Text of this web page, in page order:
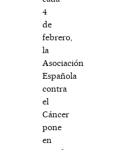
4
de
febrero,
la
Asociación
Española
contra
el
Cáncer
pone
en